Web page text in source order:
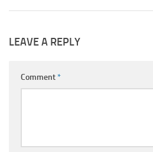
LEAVE A REPLY
Comment*